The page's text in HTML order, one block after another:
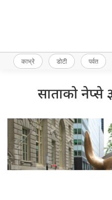
काभ्रे डोटी पर्वत
साताको नेप्से